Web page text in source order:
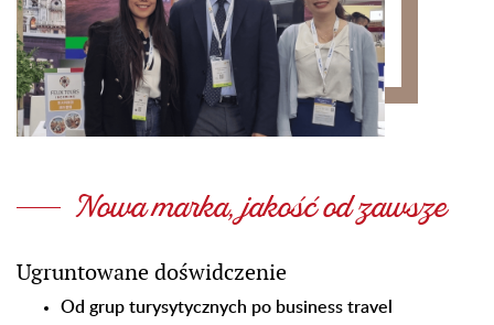
Nowa marka, jakość od zawsze
Ugruntowane doświdczenie
Od grup turysytycznych po business travel